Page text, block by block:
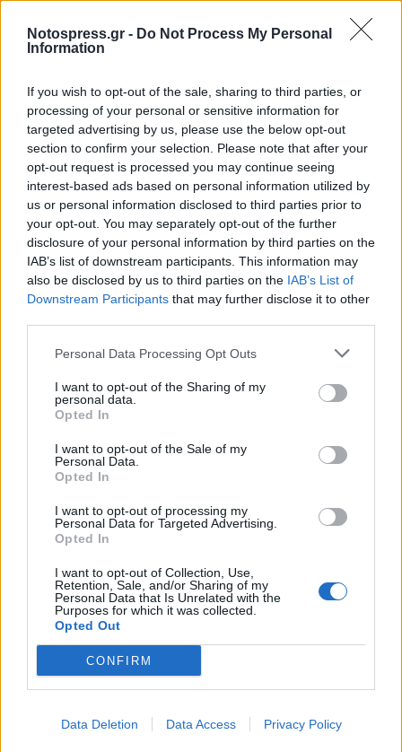
Notospress.gr - Do Not Process My Personal
Information
If you wish to opt-out of the sale, sharing to third parties, or
processing of your personal or sensitive information for
targeted advertising by us, please use the below opt-out
section to confirm your selection. Please note that after your
opt-out request is processed you may continue seeing
interest-based ads based on personal information utilized by
us or personal information disclosed to third parties prior to
your opt-out. You may separately opt-out of the further
disclosure of your personal information by third parties on the
IAB’s list of downstream participants. This information may
also be disclosed by us to third parties on the IAB’s List of
Downstream Participants that may further disclose it to other
Personal Data Processing Opt Outs
I want to opt-out of the Sharing of my
personal data.
Opted In
I want to opt-out of the Sale of my
Personal Data.
Opted In
I want to opt-out of processing my
Personal Data for Targeted Advertising.
Opted In
I want to opt-out of Collection, Use,
Retention, Sale, and/or Sharing of my
Personal Data that Is Unrelated with the
Purposes for which it was collected.
Opted Out
CONFIRM
Data Deletion Data Access Privacy Policy
Σχέδια Βελτίωσης: Υπεγράφη η Κοινή
Απόφαση με δημόσια δαπάνη 263,5 εκατ.
ευρώ
08/08/2026 11:09
Ψηφιακό Δελτίο Αποστολής: Τι αλλάζει στις
λαϊκές αγορές και τα ελαιοτριβεία
06/08/2026 10:58